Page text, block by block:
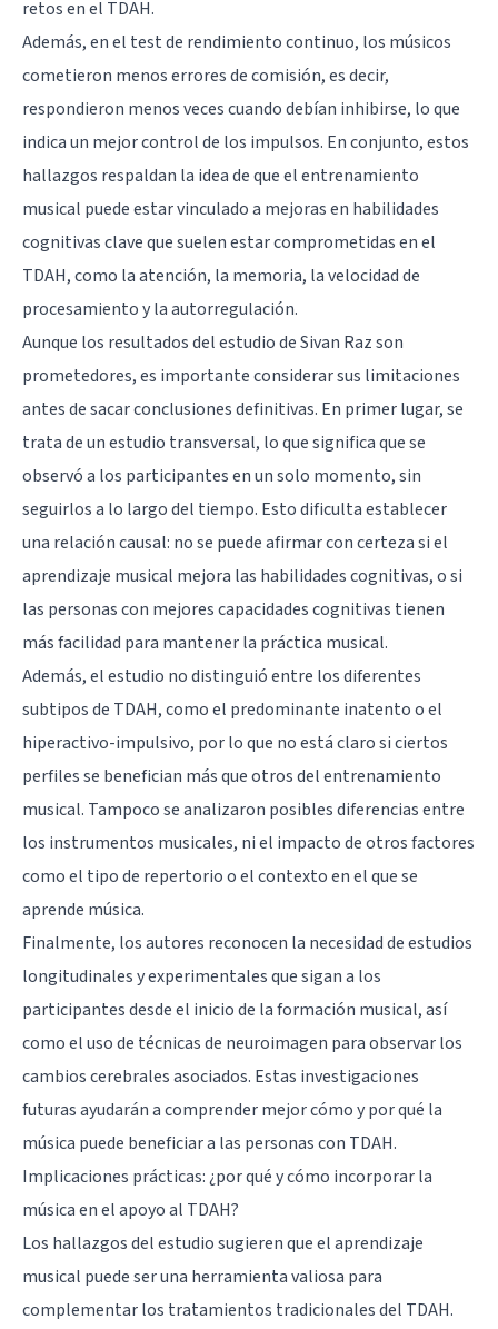
retos en el TDAH.
Además, en el test de rendimiento continuo, los músicos
cometieron menos errores de comisión, es decir,
respondieron menos veces cuando debían inhibirse, lo que
indica un mejor control de los impulsos. En conjunto, estos
hallazgos respaldan la idea de que el entrenamiento
musical puede estar vinculado a mejoras en habilidades
cognitivas clave que suelen estar comprometidas en el
TDAH, como la atención, la memoria, la velocidad de
procesamiento y la autorregulación.
Aunque los resultados del estudio de Sivan Raz son
prometedores, es importante considerar sus limitaciones
antes de sacar conclusiones definitivas. En primer lugar, se
trata de un estudio transversal, lo que significa que se
observó a los participantes en un solo momento, sin
seguirlos a lo largo del tiempo. Esto dificulta establecer
una relación causal: no se puede afirmar con certeza si el
aprendizaje musical mejora las habilidades cognitivas, o si
las personas con mejores capacidades cognitivas tienen
más facilidad para mantener la práctica musical.
Además, el estudio no distinguió entre los diferentes
subtipos de TDAH, como el predominante inatento o el
hiperactivo-impulsivo, por lo que no está claro si ciertos
perfiles se benefician más que otros del entrenamiento
musical. Tampoco se analizaron posibles diferencias entre
los instrumentos musicales, ni el impacto de otros factores
como el tipo de repertorio o el contexto en el que se
aprende música.
Finalmente, los autores reconocen la necesidad de estudios
longitudinales y experimentales que sigan a los
participantes desde el inicio de la formación musical, así
como el uso de técnicas de neuroimagen para observar los
cambios cerebrales asociados. Estas investigaciones
futuras ayudarán a comprender mejor cómo y por qué la
música puede beneficiar a las personas con TDAH.
Implicaciones prácticas: ¿por qué y cómo incorporar la
música en el apoyo al TDAH?
Los hallazgos del estudio sugieren que el aprendizaje
musical puede ser una herramienta valiosa para
complementar los tratamientos tradicionales del TDAH.